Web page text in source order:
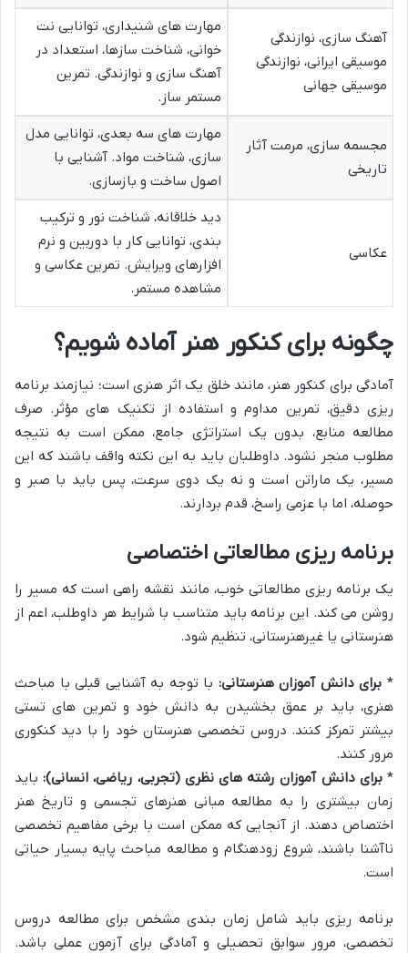
آهنگ سازی، نوازندگی
موسیقی ایرانی، نوازندگی
موسیقی جهانی
مهارت های شنیداری، توانایی نت
خوانی، شناخت سازها، استعداد در
آهنگ سازی و نوازندگی. تمرین
مستمر ساز.
مجسمه سازی، مرمت آثار
تاریخی
مهارت های سه بعدی، توانایی مدل
سازی، شناخت مواد. آشنایی با
اصول ساخت و بازسازی.
عکاسی
دید خلاقانه، شناخت نور و ترکیب
بندی، توانایی کار با دوربین و نرم
افزارهای ویرایش. تمرین عکاسی و
مشاهده مستمر.
چگونه برای کنکور هنر آماده شویم؟
آمادگی برای کنکور هنر، مانند خلق یک اثر هنری است؛ نیازمند برنامه
ریزی دقیق، تمرین مداوم و استفاده از تکنیک های مؤثر. صرف
مطالعه منابع، بدون یک استراتژی جامع، ممکن است به نتیجه
مطلوب منجر نشود. داوطلبان باید به این نکته واقف باشند که این
مسیر، یک ماراتن است و نه یک دوی سرعت، پس باید با صبر و
حوصله، اما با عزمی راسخ، قدم بردارند.
برنامه ریزی مطالعاتی اختصاصی
یک برنامه ریزی مطالعاتی خوب، مانند نقشه راهی است که مسیر را
روشن می کند. این برنامه باید متناسب با شرایط هر داوطلب، اعم از
هنرستانی یا غیرهنرستانی، تنظیم شود.
* برای دانش آموزان هنرستانی: با توجه به آشنایی قبلی با مباحث
هنری، باید بر عمق بخشیدن به دانش خود و تمرین های تستی
بیشتر تمرکز کنند. دروس تخصصی هنرستان خود را با دید کنکوری
مرور کنند.
*برای دانش آموزان رشته های نظری (تجربی، ریاضی، انسانی):باید
زمان بیشتری را به مطالعه مبانی هنرهای تجسمی و تاریخ هنر
اختصاص دهند. از آنجایی که ممکن است با برخی مفاهیم تخصصی
ناآشنا باشند، شروع زودهنگام و مطالعه مباحث پایه بسیار حیاتی
است.
برنامه ریزی باید شامل زمان بندی مشخص برای مطالعه دروس
تخصصی، مرور سوابق تحصیلی و آمادگی برای آزمون عملی باشد.